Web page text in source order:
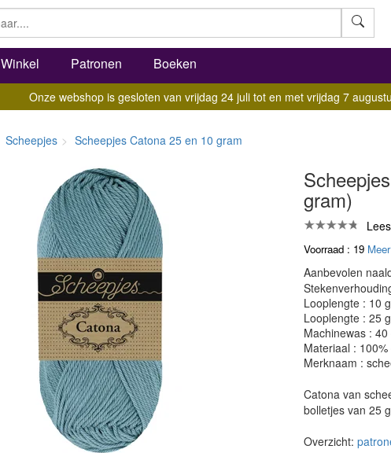
Winkel Patronen Boeken
Onze webshop is gesloten van vrijdag 24 juli tot en met vrijdag 7
Scheepjes Scheepjes Catona 25 en 10 gram
gram)
Voorraad : 19
Aanbevolen
Looplengte : 10
Looplengte : 25
Machinewas :
Materiaal :
Merknaam :
Catona van
bolletjes van 25
Overzicht: